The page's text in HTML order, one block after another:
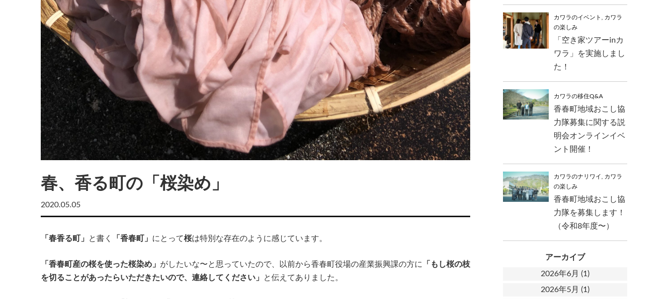
春、香る町の「桜染め」
2020.05.05
「春香る町」 と書く 「香春町」 にとって桜は特別な存在のように感じています。
「香春町産の桜を使った桜染め」 がしたいな〜と思っていたので、以前から香春町役場の産業振興課の方に 「もし桜の枝
を切ることがあったらいただきたいので、連絡してください」
と伝えてありました。
カワラのイベント
カワラ
の楽しみ
「空き家ツアーinカ
ワラ」を実施しまし
た！
カワラの移住Q&A
香春町地域おこし協
力隊募集に関する説
明会オンラインイベ
ント開催！
カワラのナリワイ
カワラ
の楽しみ
香春町地域おこし協
力隊を募集します！
（令和8年度〜）
アーカイブ
2026年6月 (1)
2026年5月 (1)